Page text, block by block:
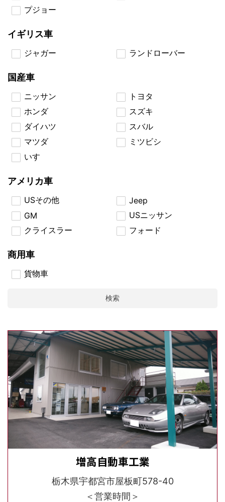
プジョー
イギリス車
ジャガー ランドローバー
国産車
ニッサン
トヨタ
ホンダ
スズキ
ダイハツ
スバル
マツダ
ミツビシ
いすゞ
アメリカ車
USその他
Jeep
GM
USニッサン
クライスラー
フォード
商用車
貨物車
検索
増高自動車工業
栃木県宇都宮市屋板町578-40
＜営業時間＞